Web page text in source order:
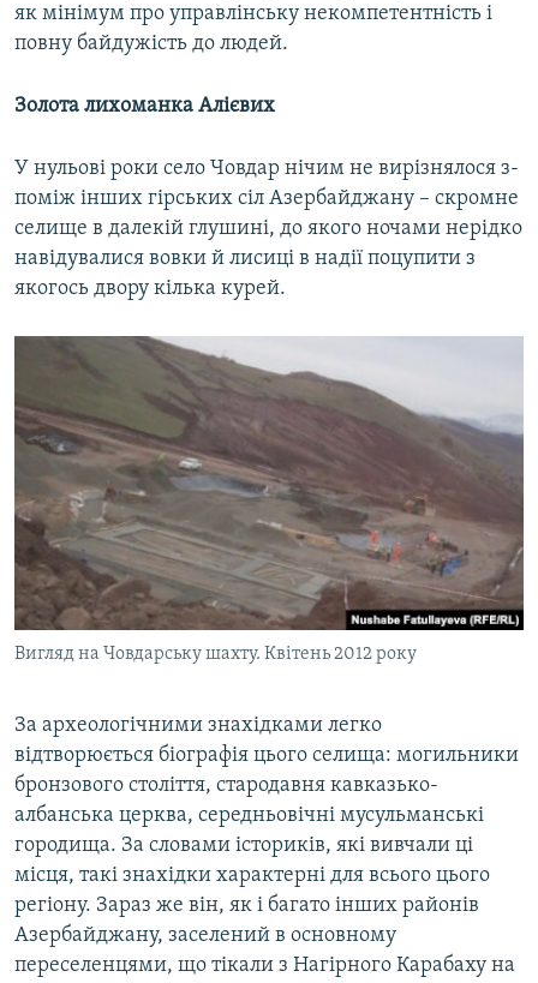
як мінімум про управлінську некомпетентність і
повну байдужість до людей.
Золота лихоманка Алієвих
У нульові роки село Човдар нічим не вирізнялося з-
поміж інших гірських сіл Азербайджану – скромне
селище в далекій глушині, до якого ночами нерідко
навідувалися вовки й лисиці в надії поцупити з
якогось двору кілька курей.
Вигляд на Човдарську шахту. Квітень 2012 року
За археологічними знахідками легко
відтворюється біографія цього селища: могильники
бронзового століття, стародавня кавказько-
албанська церква, середньовічні мусульманські
городища. За словами істориків, які вивчали ці
місця, такі знахідки характерні для всього цього
регіону. Зараз же він, як і багато інших районів
Азербайджану, заселений в основному
переселенцями, що тікали з Нагірного Карабаху на